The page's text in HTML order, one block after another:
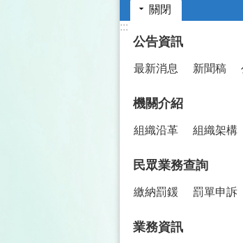
關閉
:::
公告資訊
最新消息 新聞稿
機關介紹
組織沿革 組織架構
民眾業務查詢
繳納罰鍰 罰單申訴
業務資訊